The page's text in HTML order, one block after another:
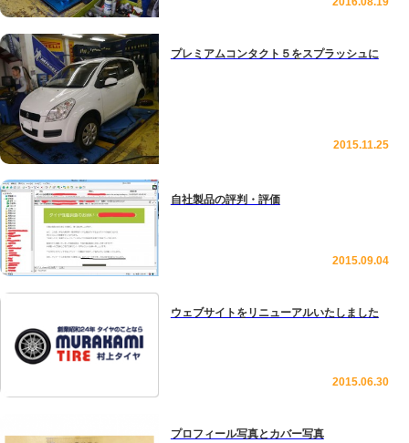
プレミアムコンタクト５をスプラッシュに
2015.11.25
自社製品の評判・評価
2015.09.04
ウェブサイトをリニューアルいたしました
2015.06.30
プロフィール写真とカバー写真